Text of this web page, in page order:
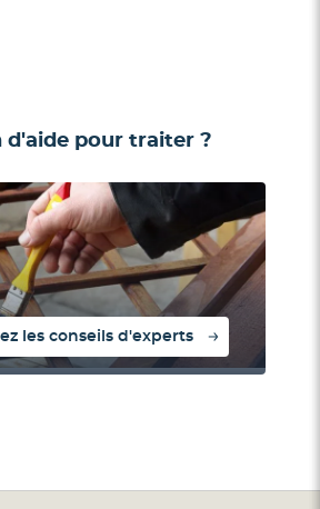
d'aide pour traiter ?
les conseils d'experts